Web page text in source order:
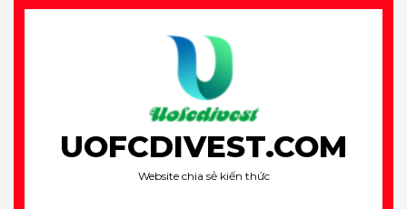
Skip
UOFCDIVEST.COM
Website chia sẻ kiến thức